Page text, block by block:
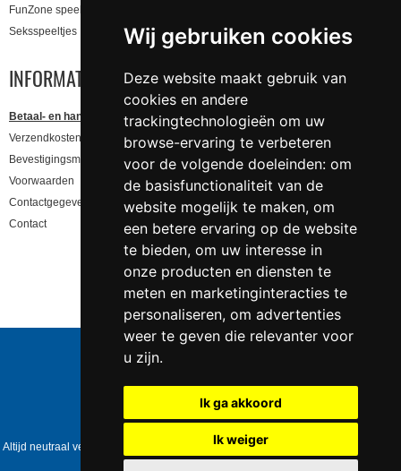
Wij gebruiken cookies
Deze website maakt gebruik van
cookies en andere
trackingtechnologieën om uw
browse-ervaring te verbeteren
voor de volgende doeleinden: om
de basisfunctionaliteit van de
website mogelijk te maken, om
een betere ervaring op de website
te bieden, om uw interesse in
onze producten en diensten te
meten en marketinginteracties te
personaliseren, om advertenties
weer te geven die relevanter voor
u zijn.
Ik ga akkoord
Ik weiger
FunZone speeltjes
Seksspeeltjes
INFORMATIE
Betaal- en handling informatie
Verzendkosten en levertijd
Bevestigingsmail niet gekregen, lees hier!
Voorwaarden
Contactgegevens en privacy
Contact
Telefoonnummer: 0547 - 262 565
KVK-nummer:
BTW-nummer: NL823086161B01
DE39 4016 4024 0162 9257 00
Copyright © 2006-2026Swingshop.nl
Altijd neutraal verpakt • Geen expliciete vermelding op het pakket • Op werkdagen
voor 17:00 besteld = dezelfde dag verzonden